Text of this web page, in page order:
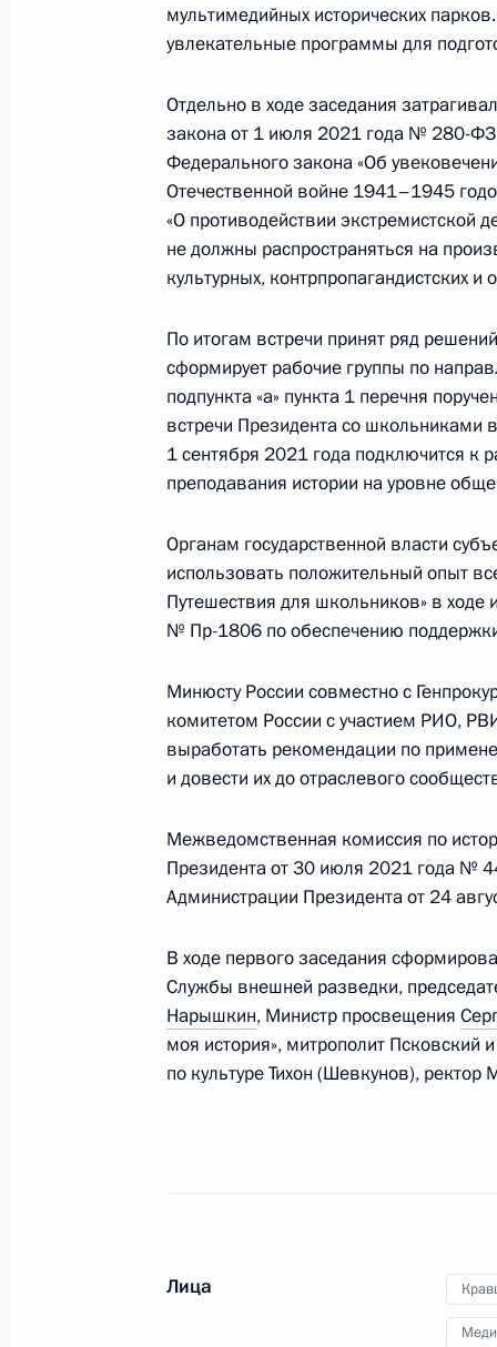
29 апреля 2021 года, 17:00
В Севастополе открыт
Гражданской войны
22 апреля 2021 года, 20:00
Владимир Мединский принял
монумента жертвам
15 марта 2021 года, 17:00
Открытие памятника Петру
Владимир Мединский принял
5 октября 2020 года, 19:00
Открытие памятника
26 сентября 2020 года, 18:00
«Ржев. Калининский фронт»
17 сентября 2020 года, 13:00
20 ноября 2019 года, 18:40
мультимедийных исторических
увлекательные программы для
Отдельно в ходе заседания
закона от 1 июля 2021 года № 280-
Федерального закона «Об
Отечественной войне 1941–1945
«О противодействии экстремистской
не должны распространяться на
культурных, контрпропагандистских
По итогам встречи принят ряд
сформирует рабочие группы по
подпункта «а» пункта 1 перечня
встречи Президента со школьниками
1 сентября 2021 года подключится к
преподавания истории на уровне
Органам государственной власти
использовать положительный опыт
Путешествия для школьников» в ходе
№ Пр-1806 по обеспечению
Минюсту России совместно с
комитетом России с участием РИО,
выработать рекомендации по
и довести их до отраслевого
Межведомственная комиссия по
Президента от 30 июля 2021 года №
Администрации Президента от 24
В ходе первого заседания
Службы внешней разведки,
Нарышкин, Министр просвещения
моя история», митрополит Псковский
по культуре Тихон (Шевкунов),
Лица